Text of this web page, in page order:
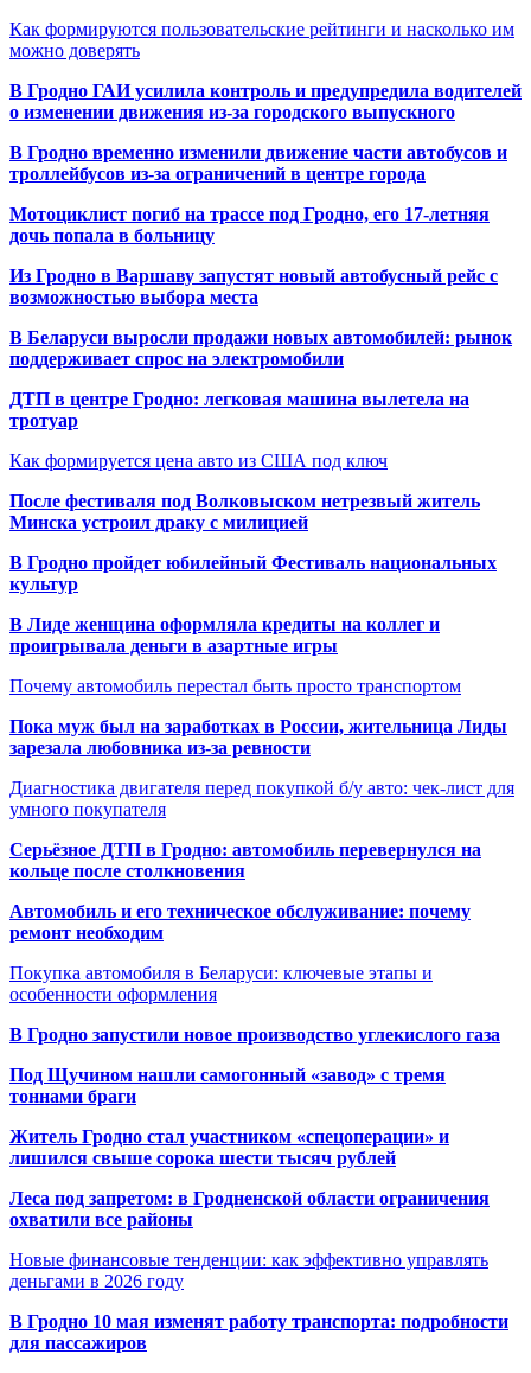
Как формируются пользовательские рейтинги и насколько им
можно доверять
В Гродно ГАИ усилила контроль и предупредила водителей
о изменении движения из-за городского выпускного
В Гродно временно изменили движение части автобусов и
троллейбусов из-за ограничений в центре города
Мотоциклист погиб на трассе под Гродно, его 17-летняя
дочь попала в больницу
Из Гродно в Варшаву запустят новый автобусный рейс с
возможностью выбора места
В Беларуси выросли продажи новых автомобилей: рынок
поддерживает спрос на электромобили
ДТП в центре Гродно: легковая машина вылетела на
тротуар
Как формируется цена авто из США под ключ
После фестиваля под Волковыском нетрезвый житель
Минска устроил драку с милицией
В Гродно пройдет юбилейный Фестиваль национальных
культур
В Лиде женщина оформляла кредиты на коллег и
проигрывала деньги в азартные игры
Почему автомобиль перестал быть просто транспортом
Пока муж был на заработках в России, жительница Лиды
зарезала любовника из-за ревности
Диагностика двигателя перед покупкой б/у авто: чек-лист для
умного покупателя
Серьёзное ДТП в Гродно: автомобиль перевернулся на
кольце после столкновения
Автомобиль и его техническое обслуживание: почему
ремонт необходим
Покупка автомобиля в Беларуси: ключевые этапы и
особенности оформления
В Гродно запустили новое производство углекислого газа
Под Щучином нашли самогонный «завод» с тремя
тоннами браги
Житель Гродно стал участником «спецоперации» и
лишился свыше сорока шести тысяч рублей
Леса под запретом: в Гродненской области ограничения
охватили все районы
Новые финансовые тенденции: как эффективно управлять
деньгами в 2026 году
В Гродно 10 мая изменят работу транспорта: подробности
для пассажиров